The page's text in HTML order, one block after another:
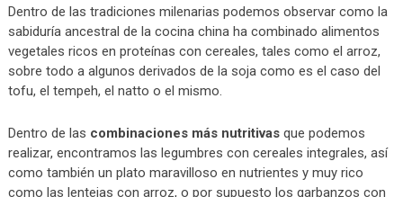
Dentro de las tradiciones milenarias podemos observar como la
sabiduría ancestral de la cocina china ha combinado alimentos
vegetales ricos en proteínas con cereales, tales como el arroz,
sobre todo a algunos derivados de la soja como es el caso del
tofu, el tempeh, el natto o el mismo.
Dentro de las combinaciones más nutritivasque podemos
realizar, encontramos las legumbres con cereales integrales, así
como también un plato maravilloso en nutrientes y muy rico
como las lentejas con arroz, o por supuesto los garbanzos con